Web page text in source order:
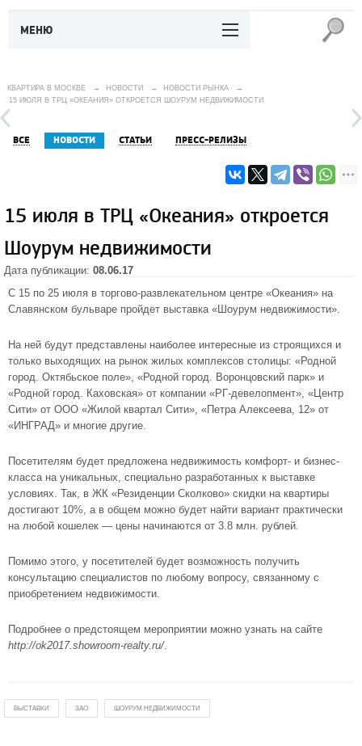
МЕНЮ
КВАРТИРА В МОСКВЕ → НОВОСТИ → НОВОСТИ РЫНКА
→
15 ИЮЛЯ В ТРЦ «ОКЕАНИЯ» ОТКРОЕТСЯ ШОУРУМ НЕДВИЖИМОСТИ
ВСЕ НОВОСТИ СТАТЬИ ПРЕСС-РЕЛИЗЫ
15 июля в ТРЦ «Океания» откроется
Шоурум недвижимости
Дата публикации: 08.06.17
С 15 по 25 июля в торгово-развлекательном центре «Океания» на
Славянском бульваре пройдет выставка «Шоурум недвижимости».
На ней будут представлены наиболее интересные из строящихся и
только выходящих на рынок жилых комплексов столицы: «Родной
город. Октябьское поле», «Родной город. Воронцовский парк» и
«Родной город. Каховская» от компании «РГ-девелопмент», «Центр
Сити» от ООО «Жилой квартал Сити», «Петра Алексеева, 12» от
«ИНГРАД» и многие другие.
Посетителям будет предложена недвижимость комфорт- и бизнес-
класса на уникальных, специально разработанных к выставке
условиях. Так, в ЖК «Резиденции Сколково» скидки на квартиры
достигают 10%, а в общем можно будет найти вариант практически
на любой кошелек — цены начинаются от 3.8 млн. рублей.
Помимо этого, у посетителей будет возможность получить
консультацию специалистов по любому вопросу, связанному с
приобретением недвижимости.
Подробнее о предстоящем мероприятии можно узнать на сайте
http://ok2017.showroom-realty.ru/.
ВЫСТАВКИ ЗАО ШОУРУМ НЕДВИЖИМОСТИ